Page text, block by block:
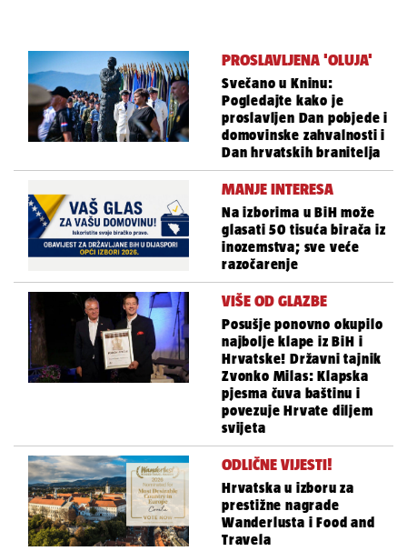
PROSLAVLJENA 'OLUJA'
Svečano u Kninu:
Pogledajte kako je
proslavljen Dan pobjede i
domovinske zahvalnosti i
Dan hrvatskih branitelja
MANJE INTERESA
Na izborima u BiH može
glasati 50 tisuća birača iz
inozemstva; sve veće
razočarenje
VIŠE OD GLAZBE
Posušje ponovno okupilo
najbolje klape iz BiH i
Hrvatske! Državni tajnik
Zvonko Milas: Klapska
pjesma čuva baštinu i
povezuje Hrvate diljem
svijeta
ODLIČNE VIJESTI!
Hrvatska u izboru za
prestižne nagrade
Wanderlusta i Food and
Travela